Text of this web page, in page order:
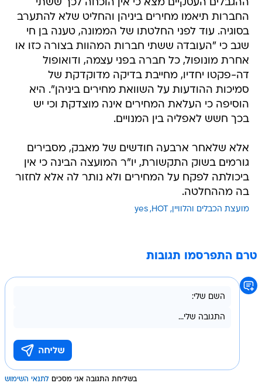
ההגבלים העסקיים מצא כי אין הוכחה לכך ששתי
החברות תיאמו מחירים ביניהן והחליט שלא להתערב
בסוגיה. עוד לפני החלטתו של הממונה, טענה בן חי
שגב כי "העובדה ששתי חברות המהוות בצורה כזו או
אחרת מונופול, כל חברה בפני עצמה, ודואופול
דה-פקטו יחדיו, מחייבת בדיקה מדוקדקת של
סמיכות ההודעות על השוואת מחירים ביניהן". היא
הוסיפה כי העלאת המחירים אינה מוצדקת וכי יש
בכך חשש לאפליה בין המנויים.
אלא שלאחר ארבעה חודשים של מאבק, מסבירים
גורמים בשוק התקשורת, יו"ר המועצה הבינה כי אין
ביכולתה לפקח על המחירים ולא נותר לה אלא לחזור
בה מההחלטה.
מועצת הכבלים והלוויין HOT
yes
טרם התפרסמו תגובות
בשליחת התגובה אני מסכים לתנאי השימוש